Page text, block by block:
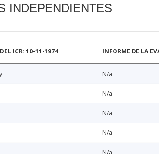
INDEPENDIENTES
ICR: 10-11-1974 INFORME DE LA
N/a
N/a
N/a
N/a